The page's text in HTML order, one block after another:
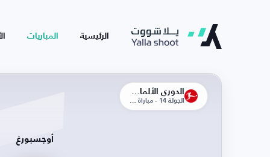
الرئيسية المباريات
الجولة 14 - مباراة الذهاب
أوجسبورغ